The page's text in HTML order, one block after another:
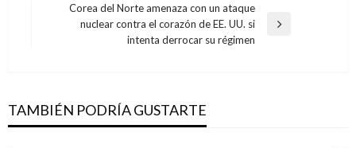
entradas
Entrada
Corea del Norte amenaza con un ataque
nuclear contra el corazón de EE. UU. si
intenta derrocar su régimen
TAMBIÉN PODRÍA GUSTARTE